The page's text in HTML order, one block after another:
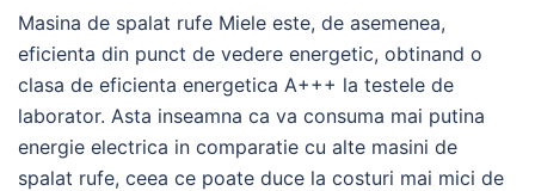
Masina de spalat rufe Miele este, de asemenea,
eficienta din punct de vedere energetic, obtinand o
clasa de eficienta energetica A+++ la testele de
laborator. Asta inseamna ca va consuma mai putina
energie electrica in comparatie cu alte masini de
spalat rufe, ceea ce poate duce la costuri mai mici de